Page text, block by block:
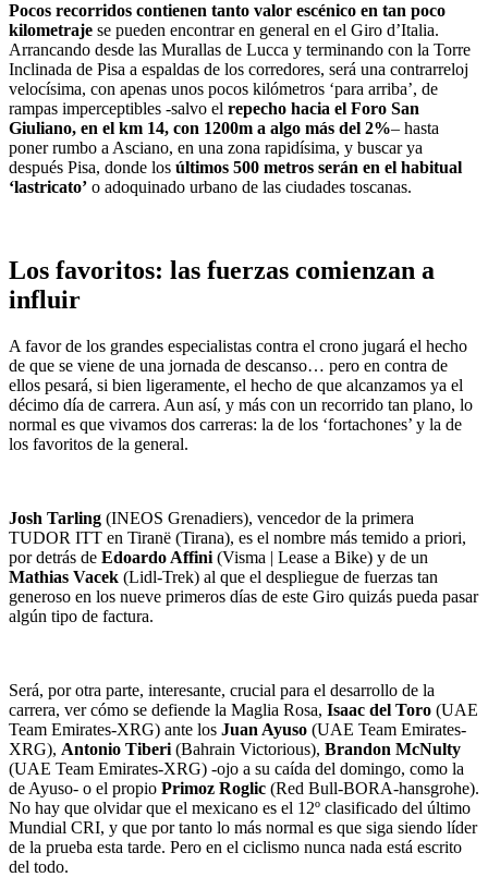
Pocos recorridos contienen tanto valor escénico en tan poco
kilometraje se pueden encontrar en general en el Giro d’Italia.
Arrancando desde las Murallas de Lucca y terminando con la Torre
Inclinada de Pisa a espaldas de los corredores, será una contrarreloj
velocísima, con apenas unos pocos kilómetros ‘para arriba’, de
rampas imperceptibles -salvo el repecho hacia el Foro San
Giuliano, en el km 14, con 1200m a algo más del 2%– hasta
poner rumbo a Asciano, en una zona rapidísima, y buscar ya
después Pisa, donde los últimos 500 metros serán en el habitual
‘lastricato’ o adoquinado urbano de las ciudades toscanas.
Los favoritos: las fuerzas comienzan a
influir
A favor de los grandes especialistas contra el crono jugará el hecho
de que se viene de una jornada de descanso… pero en contra de
ellos pesará, si bien ligeramente, el hecho de que alcanzamos ya el
décimo día de carrera. Aun así, y más con un recorrido tan plano, lo
normal es que vivamos dos carreras: la de los ‘fortachones’ y la de
los favoritos de la general.
Josh Tarling (INEOS Grenadiers), vencedor de la primera
TUDOR ITT en Tiranë (Tirana), es el nombre más temido a priori,
por detrás de Edoardo Affini (Visma | Lease a Bike) y de un
Mathias Vacek (Lidl-Trek) al que el despliegue de fuerzas tan
generoso en los nueve primeros días de este Giro quizás pueda pasar
algún tipo de factura.
Será, por otra parte, interesante, crucial para el desarrollo de la
carrera, ver cómo se defiende la Maglia Rosa, Isaac del Toro (UAE
Team Emirates-XRG) ante los Juan Ayuso (UAE Team Emirates-
XRG), Antonio Tiberi (Bahrain Victorious), Brandon McNulty
(UAE Team Emirates-XRG) -ojo a su caída del domingo, como la
de Ayuso- o el propio Primoz Roglic (Red Bull-BORA-hansgrohe).
No hay que olvidar que el mexicano es el 12º clasificado del último
Mundial CRI, y que por tanto lo más normal es que siga siendo líder
de la prueba esta tarde. Pero en el ciclismo nunca nada está escrito
del todo.